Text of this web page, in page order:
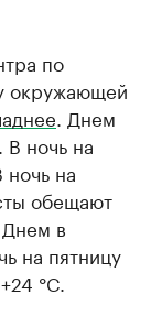
по
окружающей
. Днем
В ночь на
на
обещают
Днем в
на пятницу
°C.